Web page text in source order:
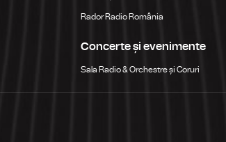
Rador Radio România
Concerte și evenimente
Sala Radio & Orchestre și Coruri